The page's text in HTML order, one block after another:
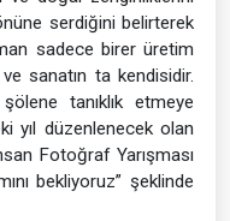
serdiğini belirterek
sadece birer üretim
sanatın ta kendisidir.
tanıklık etmeye
yıl düzenlenecek olan
Fotoğraf Yarışması
bekliyoruz” şeklinde